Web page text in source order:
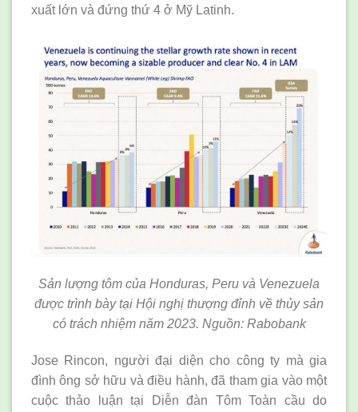
xuất lớn và đứng thứ 4 ở Mỹ Latinh.
Sản lượng tôm của Honduras, Peru và Venezuela
được trình bày tại Hội nghị thượng đỉnh về thủy sản
có trách nhiệm năm 2023. Nguồn: Rabobank
Jose Rincon, người đại diện cho công ty mà gia
đình ông sở hữu và điều hành, đã tham gia vào một
cuộc thảo luận tại Diễn đàn Tôm Toàn cầu do